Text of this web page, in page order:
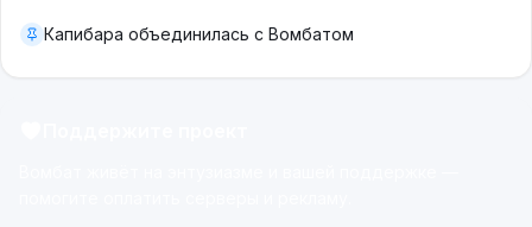
Капибара объединилась с Вомбатом